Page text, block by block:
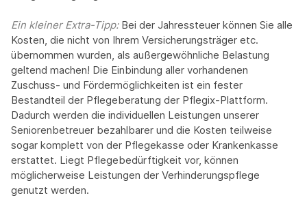
Ein kleiner Extra-Tipp:‍ Bei der Jahressteuer können Sie alle
Kosten, die nicht von Ihrem Versicherungsträger etc.
übernommen wurden, als außergewöhnliche Belastung
geltend machen! Die Einbindung aller vorhandenen
Zuschuss- und Fördermöglichkeiten ist ein fester
Bestandteil der Pflegeberatung der Pflegix-Plattform.
Dadurch werden die individuellen Leistungen unserer
Seniorenbetreuer bezahlbarer und die Kosten teilweise
sogar komplett von der Pflegekasse oder Krankenkasse
erstattet. Liegt Pflegebedürftigkeit vor, können
möglicherweise Leistungen der Verhinderungspflege
genutzt werden.